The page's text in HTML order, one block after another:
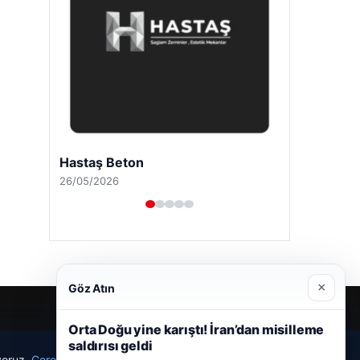
Hastaş Beton
26/05/2026
Göz Atın ×
Orta Doğu yine karıştı! İran’dan misilleme
saldırısı geldi